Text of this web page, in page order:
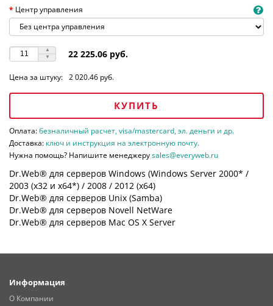
Центр управления
22 225.06 руб.
Цена за штуку: 2 020.46 руб.
КУПИТЬ
Оплата:безналичный расчет, visa/mastercard, эл. деньги и др.
Доставка: ключ и инструкция на электронную почту.
Нужна помощь? Напишите менеджеруsales@everyweb.ru
Dr.Web® для серверов Windows (Windows Server 2000* /
2003 (х32 и х64*) / 2008 / 2012 (х64)
Dr.Web® для серверов Unix (Samba)
Dr.Web® для серверов Novell NetWare
Dr.Web® для серверов Mac OS X Server
Информация
О Компании